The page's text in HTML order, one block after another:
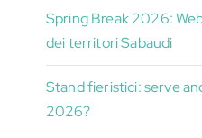
Spring Break 2026:
dei territori Sabaudi
Stand fieristici: serve
2026?